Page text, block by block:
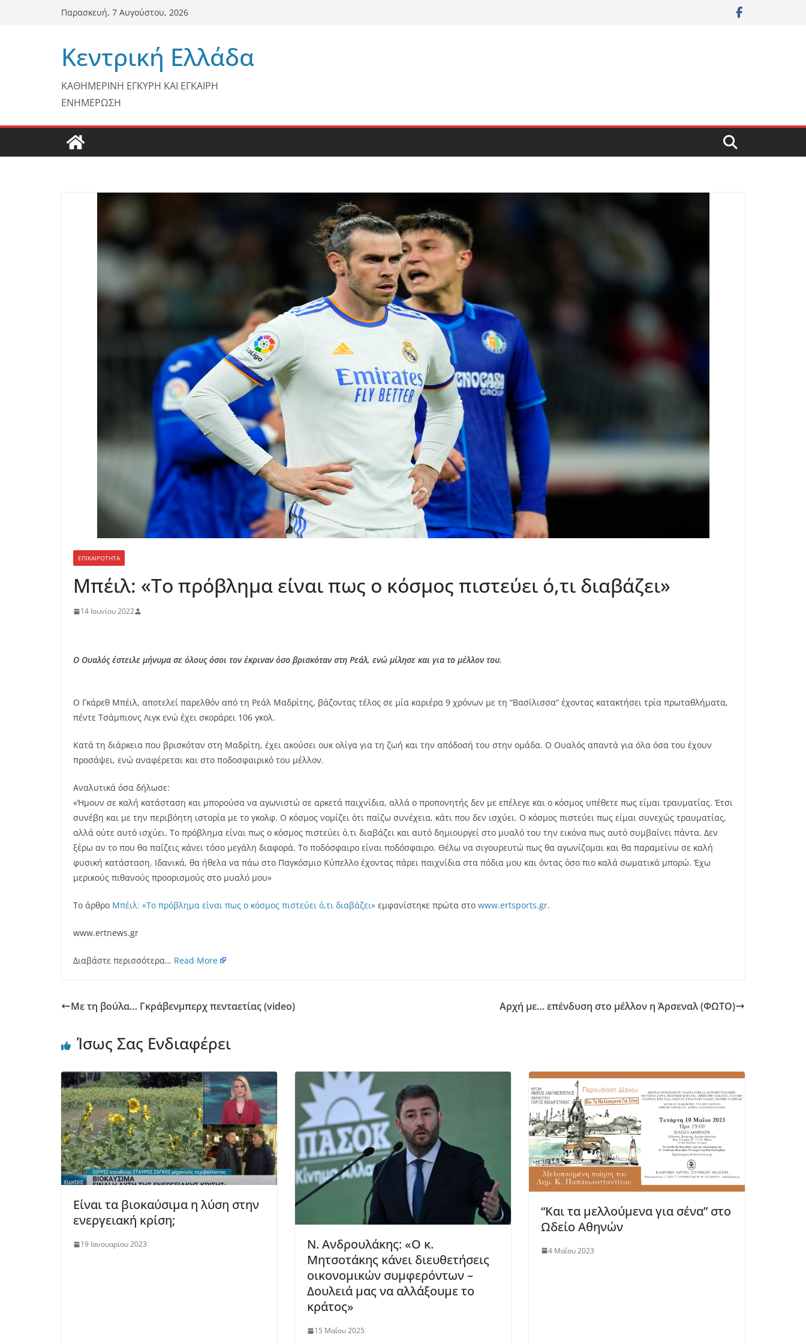
Παρασκευή, 7 Αυγούστου, 2026
Κεντρική Ελλάδα
ΚΑΘΗΜΕΡΙΝΗ ΕΓΚΥΡΗ ΚΑΙ ΕΓΚΑΙΡΗ
ΕΝΗΜΕΡΩΣΗ
ΕΠΙΚΑΙΡΟΤΗΤΑ
Μπέιλ: «Το πρόβλημα είναι πως ο κόσμος πιστεύει ό,τι διαβάζει»
14 Ιουνίου 2022
Ο Ουαλός έστειλε μήνυμα σε όλους όσοι τον έκριναν όσο βρισκόταν στη Ρεάλ, ενώ μίλησε και για το μέλλον του.
Ο Γκάρεθ Μπέιλ, αποτελεί παρελθόν από τη Ρεάλ Μαδρίτης, βάζοντας τέλος σε μία καριέρα 9 χρόνων με τη “Βασίλισσα” έχοντας κατακτήσει τρία πρωταθλήματα,
πέντε Τσάμπιονς Λιγκ ενώ έχει σκοράρει 106 γκολ.
Κατά τη διάρκεια που βρισκόταν στη Μαδρίτη, έχει ακούσει ουκ ολίγα για τη ζωή και την απόδοσή του στην ομάδα. Ο Ουαλός απαντά για όλα όσα του έχουν
προσάψει, ενώ αναφέρεται και στο ποδοσφαιρικό του μέλλον.
Αναλυτικά όσα δήλωσε:
«Ήμουν σε καλή κατάσταση και μπορούσα να αγωνιστώ σε αρκετά παιχνίδια, αλλά ο προπονητής δεν με επέλεγε και ο κόσμος υπέθετε πως είμαι τραυματίας. Έτσι
συνέβη και με την περιβόητη ιστορία με το γκολφ. Ο κόσμος νομίζει ότι παίζω συνέχεια, κάτι που δεν ισχύει. Ο κόσμος πιστεύει πως είμαι συνεχώς τραυματίας,
αλλά ούτε αυτό ισχύει. Το πρόβλημα είναι πως ο κόσμος πιστεύει ό,τι διαβάζει και αυτό δημιουργεί στο μυαλό του την εικόνα πως αυτό συμβαίνει πάντα. Δεν
ξέρω αν το που θα παίζεις κάνει τόσο μεγάλη διαφορά. Το ποδόσφαιρο είναι ποδόσφαιρο. Θέλω να σιγουρευτώ πως θα αγωνίζομαι και θα παραμείνω σε καλή
φυσική κατάσταση. Ιδανικά, θα ήθελα να πάω στο Παγκόσμιο Κύπελλο έχοντας πάρει παιχνίδια στα πόδια μου και όντας όσο πιο καλά σωματικά μπορώ. Έχω
μερικούς πιθανούς προορισμούς στο μυαλό μου»
Το άρθρο Μπέιλ: «Το πρόβλημα είναι πως ο κόσμος πιστεύει ό,τι διαβάζει» εμφανίστηκε πρώτα στο www.ertsports.gr.
www.ertnews.gr
Διαβάστε περισσότερα… Read More
Με τη βούλα… Γκράβενμπερχ πενταετίας (video) Αρχή με… επένδυση στο μέλλον η Άρσεναλ (ΦΩΤΟ)
Ίσως Σας Ενδιαφέρει
Είναι τα βιοκαύσιμα η λύση στην
ενεργειακή κρίση;
19 Ιανουαρίου 2023
Ν. Ανδρουλάκης: «Ο κ.
Μητσοτάκης κάνει διευθετήσεις
οικονομικών συμφερόντων –
Δουλειά μας να αλλάξουμε το
κράτος»
15 Μαΐου 2025
“Και τα μελλούμενα για σένα” στο
Ωδείο Αθηνών
4 Μαΐου 2023